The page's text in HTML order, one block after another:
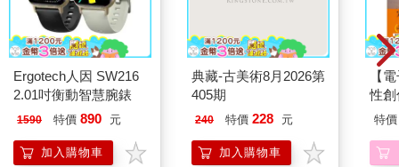
Ergotech人因 SW216
2.01吋衡動智慧腕錶
1590 特價 890 元
加入購物車
典藏-古美術8月2026第
405期
240 特價 228 元
加入購物車
【
性
我
特價